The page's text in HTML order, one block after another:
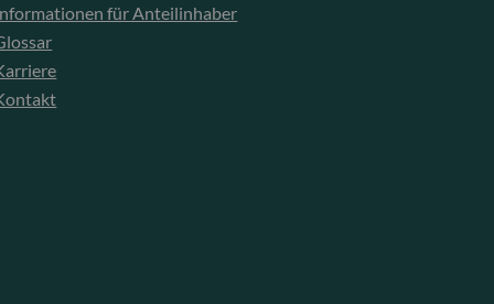
für Anteilinhaber